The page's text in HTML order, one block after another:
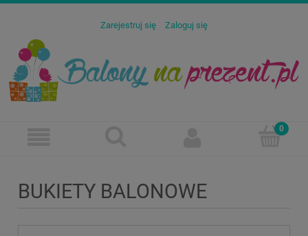
Zarejestruj się Zaloguj się
BUKIETY BALONOWE